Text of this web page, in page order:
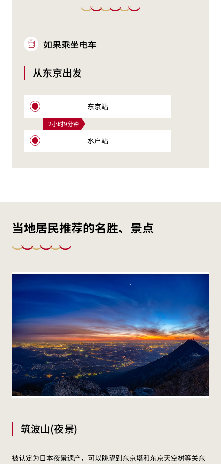
如果乘坐电车
从东京出发
东京站
2小时9分钟
水户站
当地居民推荐的名胜、景点
筑波山(夜景)
被认定为日本夜景遗产，可以眺望到东京塔和东京天空树等关东